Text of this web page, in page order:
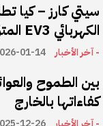
سيتي كارز – كيا
الكهربائي EV3 المتوَّجة بلقب سيارة العام عالميًا
- آخر الأخبار 01-14
بين الطموح
كفاءاتها بالخارج